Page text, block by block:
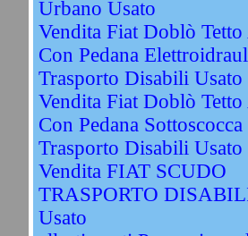
Urbano Usato
Vendita Fiat Doblò
Con Pedana
Trasporto Disabili Usato
Vendita Fiat Doblò
Con Pedana Sottoscocca
Trasporto Disabili Usato
Vendita FIAT SCUDO
TRASPORTO
Usato